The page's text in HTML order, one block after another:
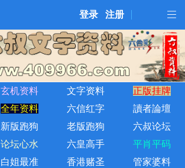
登录 注册
玄机资料 文字资料
正版挂牌
全年资料 六信红字
讀者論壇
新版跑狗 老版跑狗
六叔论坛
论坛心水 六皇高手
平肖平码
白姐最准 香港赌圣
管家婆料